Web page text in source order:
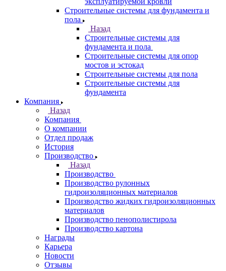
Строительные системы для фундамента и
пола
Назад
Строительные системы для
фундамента и пола
Строительные системы для опор
мостов и эстокад
Строительные системы для пола
Строительные системы для
фундамента
Компания
Назад
Компания
О компании
Отдел продаж
История
Производство
Назад
Производство
Производство рулонных
гидроизоляционных материалов
Производство жидких гидроизоляционных
материалов
Производство пенополистирола
Производство картона
Награды
Карьера
Новости
Отзывы